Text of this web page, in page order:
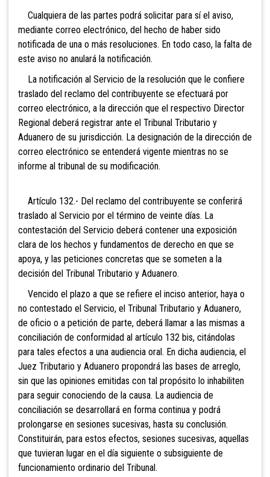
Cualquiera de las partes podrá solicitar para sí el aviso,
mediante correo electrónico, del hecho de haber sido
notificada de una o más resoluciones. En todo caso, la falta de
este aviso no anulará la notificación.
La notificación al Servicio de la resolución que le confiere
traslado del reclamo del contribuyente se efectuará por
correo electrónico, a la dirección que el respectivo Director
Regional deberá registrar ante el Tribunal Tributario y
Aduanero de su jurisdicción. La designación de la dirección de
correo electrónico se entenderá vigente mientras no se
informe al tribunal de su modificación.
Artículo 132.- Del reclamo del contribuyente se conferirá
traslado al Servicio por el término de veinte días. La
contestación del Servicio deberá contener una exposición
clara de los hechos y fundamentos de derecho en que se
apoya, y las peticiones concretas que se someten a la
decisión del Tribunal Tributario y Aduanero.
Vencido el plazo a que se refiere el inciso anterior, haya o
no contestado el Servicio, el Tribunal Tributario y Aduanero,
de oficio o a petición de parte, deberá llamar a las mismas a
conciliación de conformidad al artículo 132 bis, citándolas
para tales efectos a una audiencia oral. En dicha audiencia, el
Juez Tributario y Aduanero propondrá las bases de arreglo,
sin que las opiniones emitidas con tal propósito lo inhabiliten
para seguir conociendo de la causa. La audiencia de
conciliación se desarrollará en forma continua y podrá
prolongarse en sesiones sucesivas, hasta su conclusión.
Constituirán, para estos efectos, sesiones sucesivas, aquellas
que tuvieran lugar en el día siguiente o subsiguiente de
funcionamiento ordinario del Tribunal.